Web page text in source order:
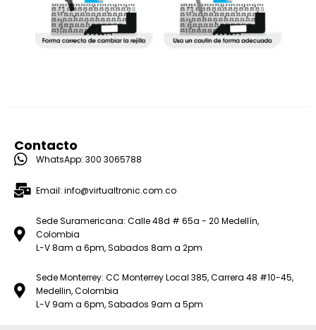
Contacto
WhatsApp: 300 3065788
Email: info@virtualtronic.com.co
Sede Suramericana: Calle 48d # 65a - 20 Medellín,
Colombia
L-V 8am a 6pm, Sabados 8am a 2pm
Sede Monterrey: CC Monterrey Local 385, Carrera 48 #10-45,
Medellin, Colombia
L-V 9am a 6pm, Sabados 9am a 5pm